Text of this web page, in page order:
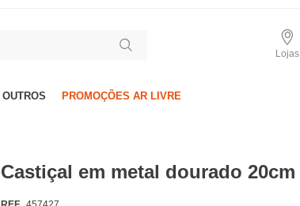
Lojas
OUTROS PROMOÇÕES AR LIVRE
Castiçal em metal dourado 20cm